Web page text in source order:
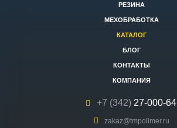
РЕЗИНА
МЕХОБРАБОТКА
КАТАЛОГ
БЛОГ
КОНТАКТЫ
КОМПАНИЯ
+7 (342) 27-000-64
zakaz@tmpolimer.ru